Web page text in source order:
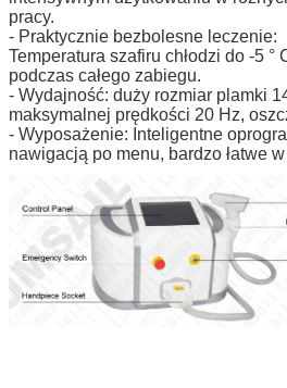
pracy.
- Praktycznie bezbolesne leczenie:
Temperatura szafiru chłodzi do -5 °
podczas całego zabiegu.
- Wydajność: duży rozmiar plamki
maksymalnej prędkości 20 Hz,
- Wyposażenie: Inteligentne
nawigacją po menu, bardzo łatwe w